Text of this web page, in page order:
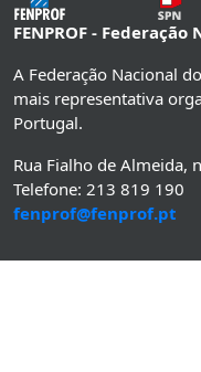
FENPROF -
A Federação Nacional
mais representativa
Portugal.
Rua Fialho de Almeida,
Telefone: 213 819 190
fenprof@fenprof.pt